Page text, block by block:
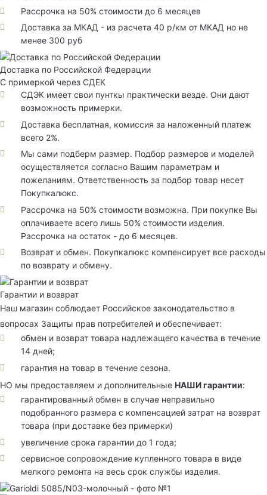
Рассрочка на 50% стоимости до 6 месяцев
Доставка за МКАД - из расчета 40 р/км от МКАД но не
менее 300 руб
Доставка по Российской Федерации
С примеркой через СДЕК
СДЭК имеет свои пунткы практически везде. Они дают
возможность примерки.
Доставка бесплатная, комиссия за наложенный платеж
всего 2%.
Мы сами подберм размер. Подбор размеров и моделей
осуществляется согласно Вашим параметрам и
пожеланиям. Ответственность за подбор товар несет
Покупкалюкс.
Рассрочка на 50% стоимости возможна. При покупке Вы
оплачиваете всего лишь 50% стоимости изделия.
Рассрочка на остаток - до 6 месяцев.
Возврат и обмен. Покупкалюкс компенсирует все расходы
по возврату и обмену.
Гарантии и возврат
Наш магазин соблюдает Российское законодательство в
вопросах Защиты прав потребителей и обеспечивает:
обмен и возврат товара надлежащего качества в течение
14 дней;
гарантия на товар в течение сезона.
НО мы предоставляем и дополнительные НАШИ гарантии:
гарантированный обмен в случае неправильно
подобранного размера с компенсацией затрат на возврат
товара (при доставке без примерки)
увеличение срока гарантии до 1 года;
сервисное сопровождение купленного товара в виде
мелкого ремонта на весь срок службы изделия.